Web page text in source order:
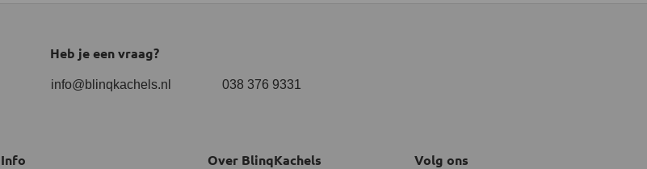
Heb je een vraag?
info@blinqkachels.nl 038 376 9331
Info Over BlinqKachels Volg ons